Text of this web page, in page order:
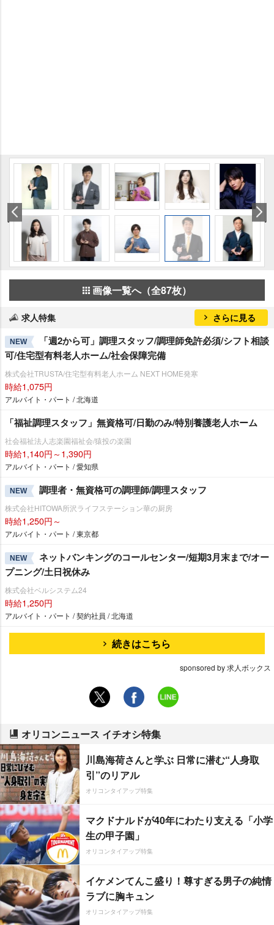
画像一覧へ（全87枚）
求人特集 さらに見る
NEW
「週2から可」調理スタッフ/調理師免許必須/シフト相談
可/住宅型有料老人ホーム/社会保障完備
株式会社TRUSTA/住宅型有料老人ホーム NEXT HOME発寒
時給1,075円
アルバイト・パート / 北海道
「福祉調理スタッフ」無資格可/日勤のみ/特別養護老人ホーム
社会福祉法人志楽園福祉会/猿投の楽園
時給1,140円～1,390円
アルバイト・パート / 愛知県
NEW 調理者・無資格可の調理師/調理スタッフ
株式会社HITOWA所沢ライフステーション華の厨房
時給1,250円～
アルバイト・パート / 東京都
NEW
ネットバンキングのコールセンター/短期3月末まで/オー
プニング/土日祝休み
株式会社ベルシステム24
時給1,250円
アルバイト・パート / 契約社員 / 北海道
続きはこちら
sponsored by 求人ボックス
オリコンニュース イチオシ特集
川島海荷さんと学ぶ 日常に潜む“人身取
引”のリアル
オリコンタイアップ特集
マクドナルドが40年にわたり支える「小学
生の甲子園」
オリコンタイアップ特集
イケメンてんこ盛り！尊すぎる男子の純情
ラブに胸キュン
オリコンタイアップ特集